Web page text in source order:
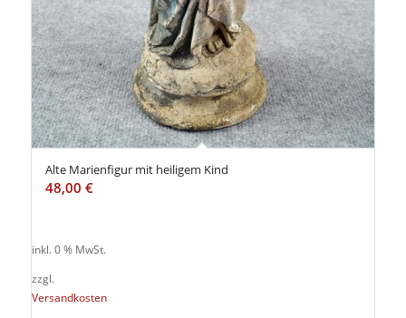
Alte Marienfigur mit heiligem Kind
48,00 €
inkl. 0 % MwSt.
zzgl.
Versandkosten